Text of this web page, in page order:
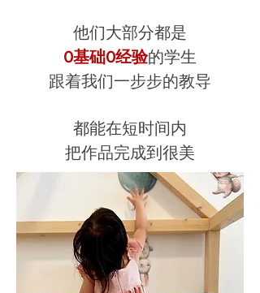
他们大部分都是
0基础0经验的学生
​跟着我们一步步的教导
都能在短时间内
把作品完成到很美